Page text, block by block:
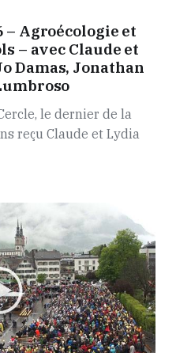
– Agroécologie et
– avec Claude et
Damas, Jonathan
le dernier de la
reçu Claude et Lydia